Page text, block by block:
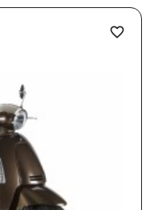
favorite_border